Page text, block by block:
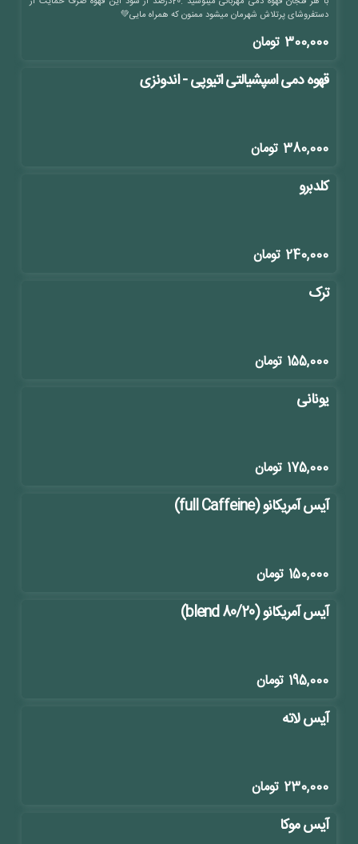
دستفروشای پرتلاش شهرمان میشود ممنون که همراه مایی💚
300,000 تومان
قهوه دمی اسپشیالتی اتیوپی - اندونزی
380,000 تومان
کلدبرو
240,000 تومان
ترک
155,000 تومان
یونانی
175,000 تومان
آیس آمریکانو (full Caffeine)
150,000 تومان
آیس آمریکانو (blend 80/20)
195,000 تومان
آیس لاته
230,000 تومان
آیس موکا